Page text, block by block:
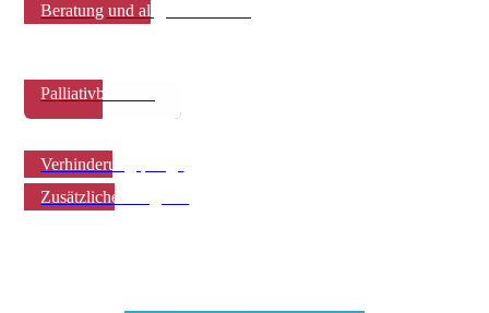
Beratung und allg. Hilfestellung
Palliativbetreuung
Verhinderungspflege
Zusätzliches Angebot